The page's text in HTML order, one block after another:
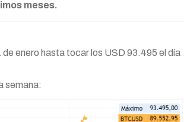
meses.
enero hasta tocar los USD 93.495 el día
semana: